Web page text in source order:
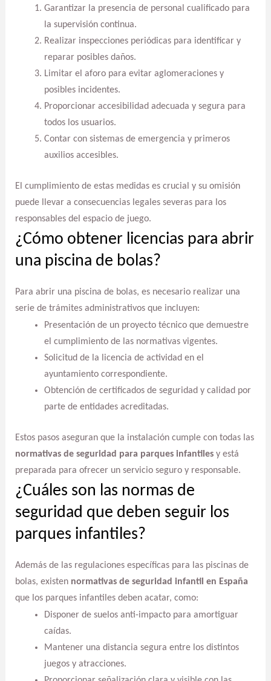
Garantizar la presencia de personal cualificado para
la supervisión continua.
Realizar inspecciones periódicas para identificar y
reparar posibles daños.
Limitar el aforo para evitar aglomeraciones y
posibles incidentes.
Proporcionar accesibilidad adecuada y segura para
todos los usuarios.
Contar con sistemas de emergencia y primeros
auxilios accesibles.
El cumplimiento de estas medidas es crucial y su omisión
puede llevar a consecuencias legales severas para los
responsables del espacio de juego.
¿Cómo obtener licencias para abrir
una piscina de bolas?
Para abrir una piscina de bolas, es necesario realizar una
serie de trámites administrativos que incluyen:
Presentación de un proyecto técnico que demuestre
el cumplimiento de las normativas vigentes.
Solicitud de la licencia de actividad en el
ayuntamiento correspondiente.
Obtención de certificados de seguridad y calidad por
parte de entidades acreditadas.
Estos pasos aseguran que la instalación cumple con todas las
normativas de seguridad para parques infantilesy está
preparada para ofrecer un servicio seguro y responsable.
¿Cuáles son las normas de
seguridad que deben seguir los
parques infantiles?
Además de las regulaciones específicas para las piscinas de
bolas, existen normativas de seguridad infantil en España
que los parques infantiles deben acatar, como:
Disponer de suelos anti-impacto para amortiguar
caídas.
Mantener una distancia segura entre los distintos
juegos y atracciones.